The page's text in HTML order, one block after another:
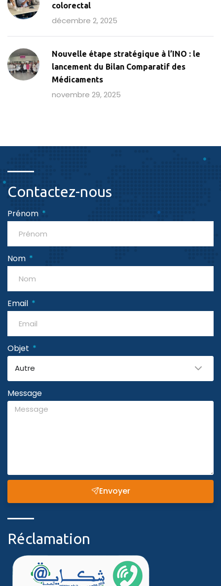
colorectal
décembre 2, 2025
Nouvelle étape stratégique à l’INO : le
lancement du Bilan Comparatif des
Médicaments
novembre 29, 2025
Contactez-nous
Prénom
Nom
Email
Objet
Autre
Message
Envoyer
Réclamation